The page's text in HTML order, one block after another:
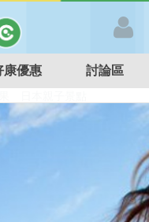
康優惠 討論區
溫泉泡湯SPA